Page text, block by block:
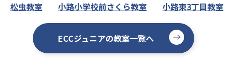
松虫教室
小路小学校前さくら教室 小路東3丁目教室
ECCジュニアの教室一覧へ